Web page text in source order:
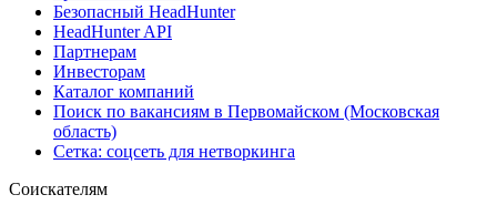
Безопасный HeadHunter
HeadHunter API
Партнерам
Инвесторам
Каталог компаний
Поиск по вакансиям в Первомайском (Московская
область)
Сетка: соцсеть для нетворкинга
Соискателям